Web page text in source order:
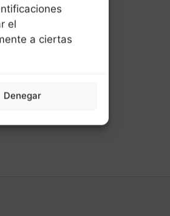
el
a ciertas
Denegar